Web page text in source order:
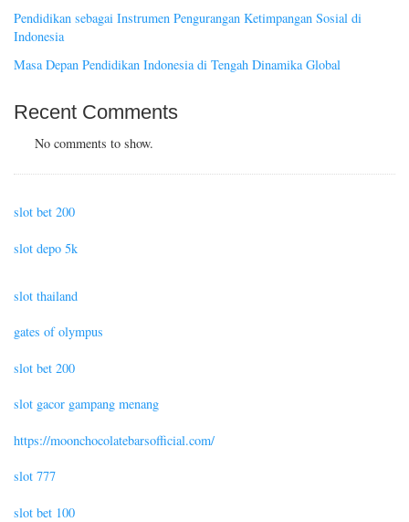
Pendidikan sebagai Instrumen Pengurangan Ketimpangan Sosial di
Indonesia
Masa Depan Pendidikan Indonesia di Tengah Dinamika Global
Recent Comments
No comments to show.
slot bet 200
slot depo 5k
slot thailand
gates of olympus
slot bet 200
slot gacor gampang menang
https://moonchocolatebarsofficial.com/
slot 777
slot bet 100